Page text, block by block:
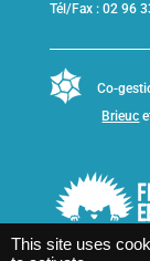
Tél/Fax : 02 96
Co-
Brieuc
This site uses